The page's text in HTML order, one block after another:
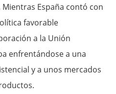
España contó con
favorable
a la Unión
enfrentándose a una
y a unos mercados